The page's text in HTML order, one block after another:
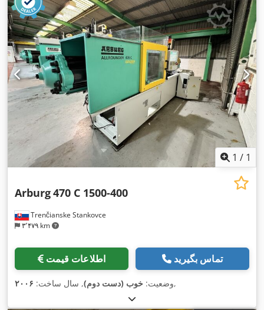
1 / 1
Trenčianske Stankovce
۳٬۴۷۹ km
Arburg470 C 1500-400
اطلاعات قیمت تماس بگیرید
وضعیت: خوب (دست دوم), سال ساخت: ۲۰۰۶ ,